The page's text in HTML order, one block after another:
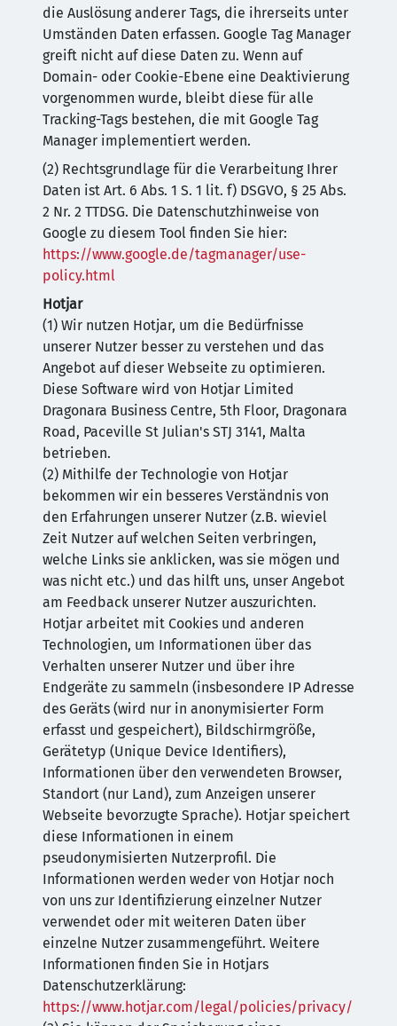
die Auslösung anderer Tags, die ihrerseits unter
Umständen Daten erfassen. Google Tag Manager
greift nicht auf diese Daten zu. Wenn auf
Domain- oder Cookie-Ebene eine Deaktivierung
vorgenommen wurde, bleibt diese für alle
Tracking-Tags bestehen, die mit Google Tag
Manager implementiert werden.
(2) Rechtsgrundlage für die Verarbeitung Ihrer
Daten ist Art. 6 Abs. 1 S. 1 lit. f) DSGVO, § 25 Abs.
2 Nr. 2 TTDSG. Die Datenschutzhinweise von
Google zu diesem Tool finden Sie hier:
https://www.google.de/tagmanager/use-
policy.html
Hotjar
(1) Wir nutzen Hotjar, um die Bedürfnisse
unserer Nutzer besser zu verstehen und das
Angebot auf dieser Webseite zu optimieren.
Diese Software wird von Hotjar Limited
Dragonara Business Centre, 5th Floor, Dragonara
Road, Paceville St Julian's STJ 3141, Malta
betrieben.
(2) Mithilfe der Technologie von Hotjar
bekommen wir ein besseres Verständnis von
den Erfahrungen unserer Nutzer (z.B. wieviel
Zeit Nutzer auf welchen Seiten verbringen,
welche Links sie anklicken, was sie mögen und
was nicht etc.) und das hilft uns, unser Angebot
am Feedback unserer Nutzer auszurichten.
Hotjar arbeitet mit Cookies und anderen
Technologien, um Informationen über das
Verhalten unserer Nutzer und über ihre
Endgeräte zu sammeln (insbesondere IP Adresse
des Geräts (wird nur in anonymisierter Form
erfasst und gespeichert), Bildschirmgröße,
Gerätetyp (Unique Device Identifiers),
Informationen über den verwendeten Browser,
Standort (nur Land), zum Anzeigen unserer
Webseite bevorzugte Sprache). Hotjar speichert
diese Informationen in einem
pseudonymisierten Nutzerprofil. Die
Informationen werden weder von Hotjar noch
von uns zur Identifizierung einzelner Nutzer
verwendet oder mit weiteren Daten über
einzelne Nutzer zusammengeführt. Weitere
Informationen finden Sie in Hotjars
Datenschutzerklärung:
https://www.hotjar.com/legal/policies/privacy/